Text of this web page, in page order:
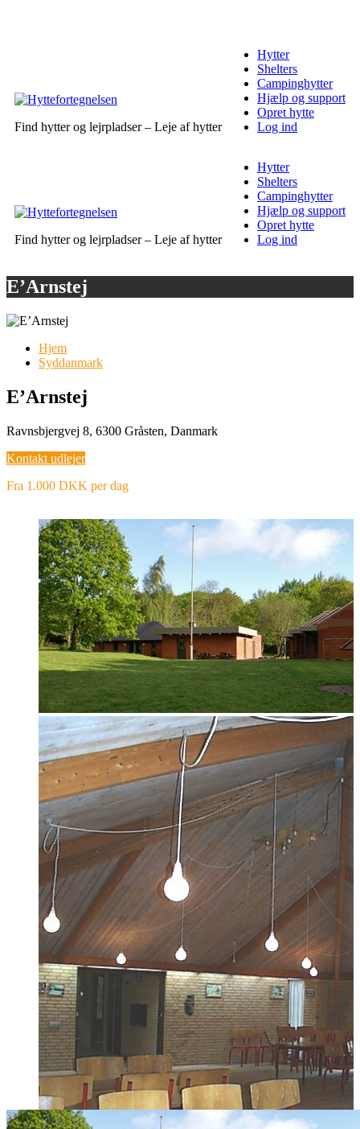
Find hytter og lejrpladser – Leje af hytter
Hytter
Shelters
Campinghytter
Hjælp og support
Opret hytte
Log ind
Find hytter og lejrpladser – Leje af hytter
Hytter
Shelters
Campinghytter
Hjælp og support
Opret hytte
Log ind
E’Arnstej
Hjem
Syddanmark
E’Arnstej
Ravnsbjergvej 8, 6300 Gråsten, Danmark
Kontakt udlejer
Fra 1.000 DKK per dag